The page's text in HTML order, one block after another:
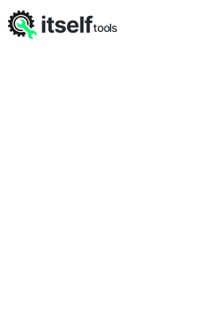
itselftools